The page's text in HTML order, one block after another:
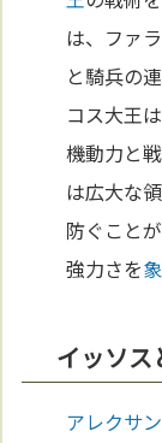
は、ファ
と騎兵の
コス大王
機動力と
は広大な
防ぐこと
強力さを
イッソス
アレクサ